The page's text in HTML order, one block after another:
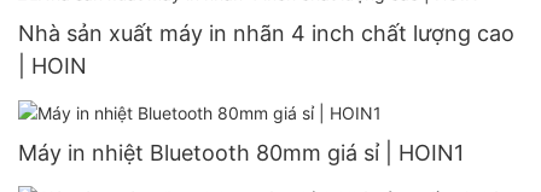
Nhà sản xuất máy in nhãn 4 inch chất lượng cao
| HOIN
Máy in nhiệt Bluetooth 80mm giá sỉ | HOIN1